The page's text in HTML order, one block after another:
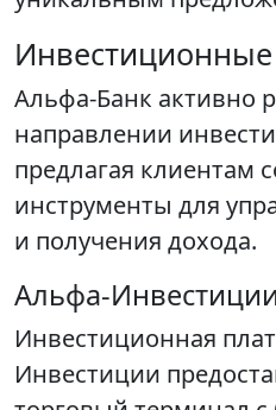
Инвестиционные
Альфа-Банк активно
направлении
предлагая клиентам
инструменты для
и получения дохода.
Альфа-Инвестиции
Инвестиционная
Инвестиции